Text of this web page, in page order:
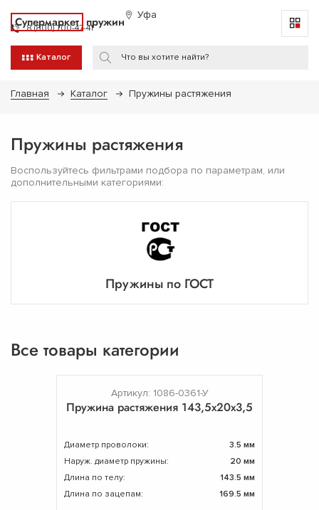
Супермаркет пружин Уфа
8 (800) 700-47-41
Каталог
Главная Каталог Пружины растяжения
Пружины растяжения
Воспользуйтесь фильтрами подбора по параметрам, или
дополнительными категориями:
Пружины по ГОСТ
Все товары категории
Артикул: 1086-0361-У
Пружина растяжения 143,5х20х3,5
Диаметр проволоки:
3.5 мм
Наруж. диаметр пружины:
20 мм
Длина по телу:
143.5 мм
Длина по зацепам:
169.5 мм